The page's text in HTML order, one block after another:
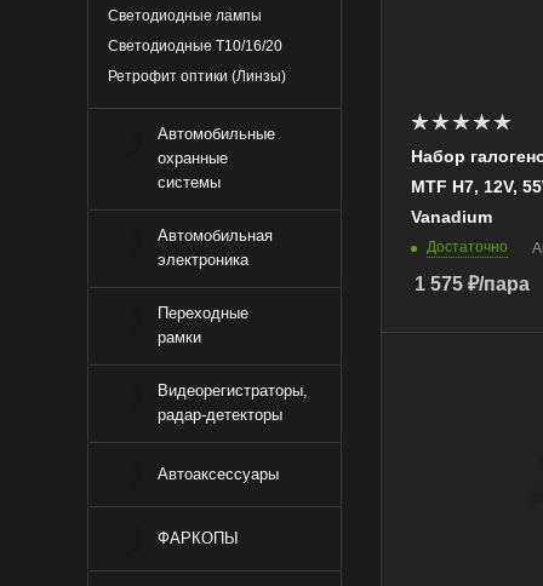
Яркость, Лм
759
температура, K
5000
Набор
MTF Н7, 12V,
Vanadium
Достаточно
1 575 ₽/пара
Светодиодные лампы
Светодиодные Т10/16/20
Ретрофит оптики (Линзы)
Автомобильные
охранные
системы
Автомобильная
электроника
Переходные
рамки
Видеорегистраторы,
радар-детекторы
Автоаксессуары
ФАРКОПЫ